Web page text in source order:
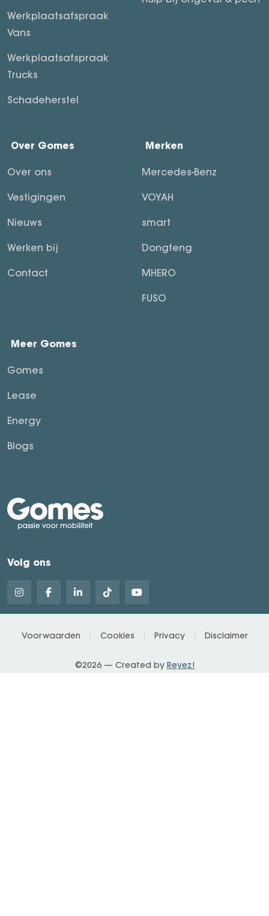
Werkplaatsafspraak
Vans
Werkplaatsafspraak
Trucks
Schadeherstel
Over Gomes
Over ons
Vestigingen
Nieuws
Werken bij
Contact
Merken
Mercedes-Benz
VOYAH
smart
Dongfeng
MHERO
FUSO
Meer Gomes
Gomes
Lease
Energy
Blogs
Volg ons
Voorwaarden Cookies Privacy Disclaimer
©2026 — Created by Reyez!